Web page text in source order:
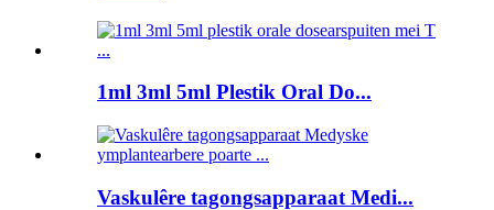
1ml 3ml 5ml Plestik Oral Do...
Vaskulêre tagongsapparaat Medi...